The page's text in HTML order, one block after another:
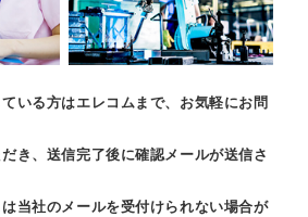
いる方はエレコムまで、お気軽にお問
き、送信完了後に確認メールが送信さ
当社のメールを受付けられない場合が